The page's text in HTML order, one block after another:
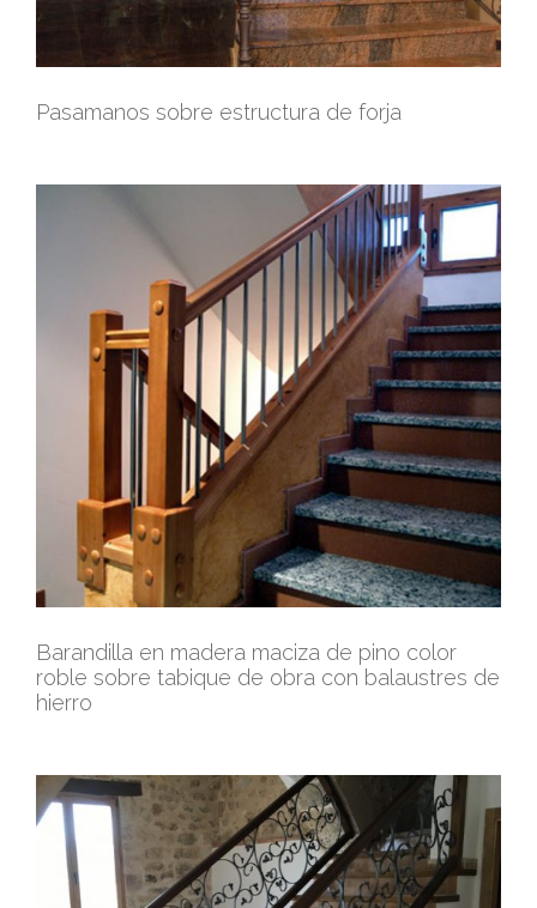
Pasamanos sobre estructura de forja
Barandilla en madera maciza de pino color
roble sobre tabique de obra con balaustres de
hierro